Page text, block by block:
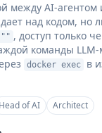
между AI-агентом
над кодом, но
, доступ только
команды
docker exec
в
Head of AI Architect